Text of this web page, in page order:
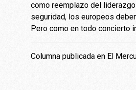
como reemplazo del
seguridad, los europeos
Pero como en todo concierto
Columna publicada en El